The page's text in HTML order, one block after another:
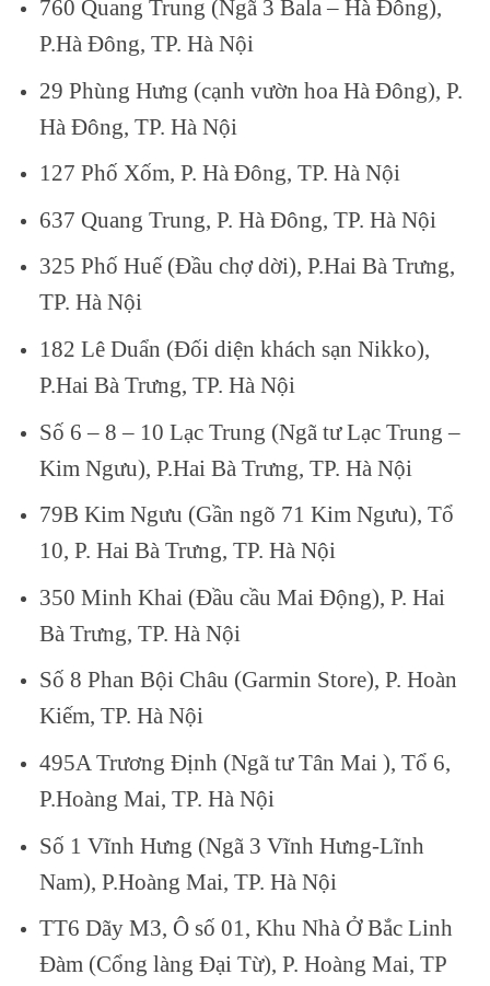
760 Quang Trung (Ngã 3 Bala – Hà Đông),
P.Hà Đông, TP. Hà Nội
29 Phùng Hưng (cạnh vườn hoa Hà Đông), P.
Hà Đông, TP. Hà Nội
127 Phố Xốm, P. Hà Đông, TP. Hà Nội
637 Quang Trung, P. Hà Đông, TP. Hà Nội
325 Phố Huế (Đầu chợ dời), P.Hai Bà Trưng,
TP. Hà Nội
182 Lê Duẩn (Đối diện khách sạn Nikko),
P.Hai Bà Trưng, TP. Hà Nội
Số 6 – 8 – 10 Lạc Trung (Ngã tư Lạc Trung –
Kim Ngưu), P.Hai Bà Trưng, TP. Hà Nội
79B Kim Ngưu (Gần ngõ 71 Kim Ngưu), Tổ
10, P. Hai Bà Trưng, TP. Hà Nội
350 Minh Khai (Đầu cầu Mai Động), P. Hai
Bà Trưng, TP. Hà Nội
Số 8 Phan Bội Châu (Garmin Store), P. Hoàn
Kiếm, TP. Hà Nội
495A Trương Định (Ngã tư Tân Mai ), Tổ 6,
P.Hoàng Mai, TP. Hà Nội
Số 1 Vĩnh Hưng (Ngã 3 Vĩnh Hưng-Lĩnh
Nam), P.Hoàng Mai, TP. Hà Nội
TT6 Dãy M3, Ô số 01, Khu Nhà Ở Bắc Linh
Đàm (Cổng làng Đại Từ), P. Hoàng Mai, TP